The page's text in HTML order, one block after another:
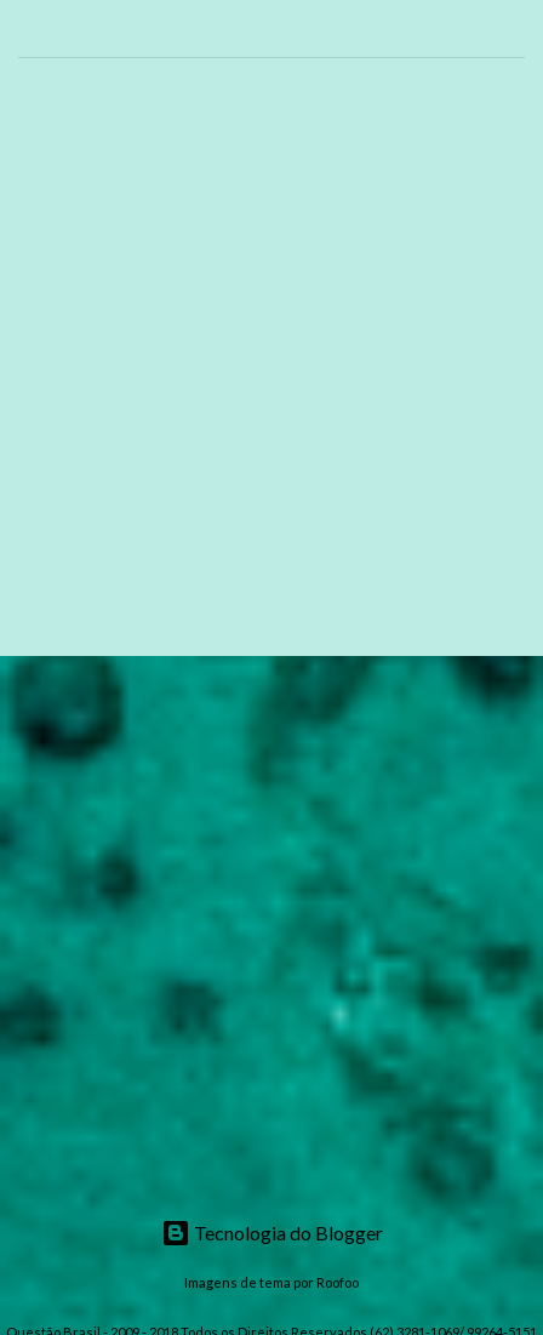
Tecnologia do Blogger
Imagens de tema por Roofoo
Questão Brasil - 2009 - 2018 Todos os Direitos Reservados (62) 3281-1069/ 99264-5151